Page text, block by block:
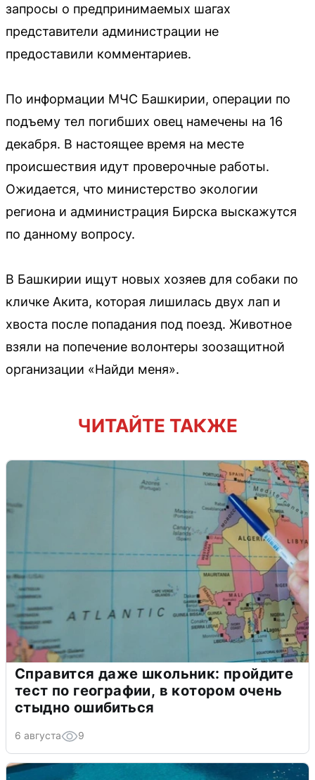
запросы о предпринимаемых шагах
представители администрации не
предоставили комментариев.
По информации МЧС Башкирии, операции по
подъему тел погибших овец намечены на 16
декабря. В настоящее время на месте
происшествия идут проверочные работы.
Ожидается, что министерство экологии
региона и администрация Бирска выскажутся
по данному вопросу.
В Башкирии ищут новых хозяев для собаки по
кличке Акита, которая лишилась двух лап и
хвоста после попадания под поезд. Животное
взяли на попечение волонтеры зоозащитной
организации «Найди меня».
ЧИТАЙТЕ ТАКЖЕ
Справится даже школьник: пройдите
тест по географии, в котором очень
стыдно ошибиться
6 августа 9